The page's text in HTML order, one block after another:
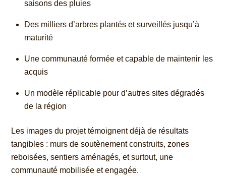
saisons des pluies
Des milliers d’arbres plantés et surveillés jusqu’à
maturité
Une communauté formée et capable de maintenir les
acquis
Un modèle réplicable pour d’autres sites dégradés
de la région
Les images du projet témoignent déjà de résultats
tangibles : murs de soutènement construits, zones
reboisées, sentiers aménagés, et surtout, une
communauté mobilisée et engagée.